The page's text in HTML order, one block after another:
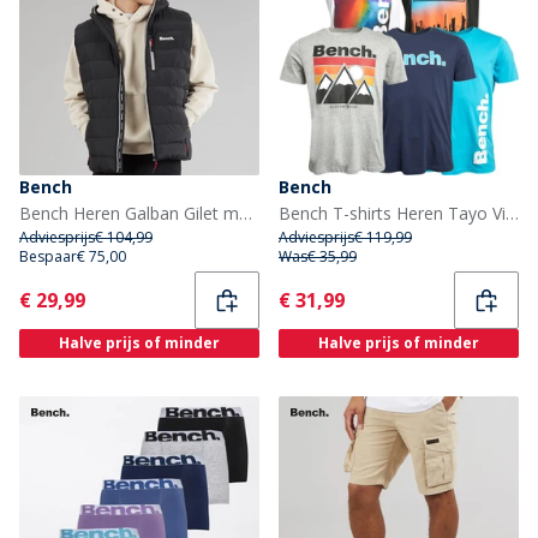
Bench
Bench Heren Galban Gilet met Capuchon Zwart
Adviesprijs€ 104,99
Bespaar€ 75,00
Current
€ 29,99
Halve prijs of minder
Bench
Bench T-shirts Heren Tayo Vijf-pack Gemengd
Adviesprijs€ 119,99
Was€ 35,99
Current
€ 31,99
Halve prijs of minder